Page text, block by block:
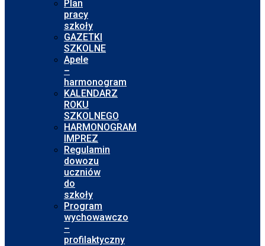
Plan
pracy
szkoły
GAZETKI
SZKOLNE
Apele
–
harmonogram
KALENDARZ
ROKU
SZKOLNEGO
HARMONOGRAM
IMPREZ
Regulamin
dowozu
uczniów
do
szkoły
Program
wychowawczo
–
profilaktyczny